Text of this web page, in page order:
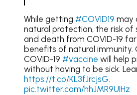
While getting #COVID19 may
natural protection, the risk of
and death from COVID-19
benefits of natural immunity.
COVID-19 #vaccine will help
without having to be sick.
https://t.co/KL3fJrcjsG.
pic.twitter.com/hhJMR9UIHz